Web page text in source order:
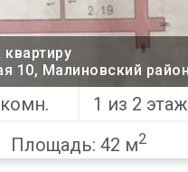
1 из 2 этаж
Площадь: 42 м2